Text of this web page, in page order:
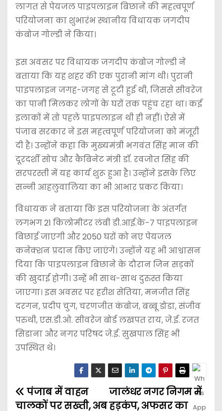
लागत से पेयजल पाइपलाइन बिछाने की महत्वपूर्ण
परियोजना का शुभारंभ स्थानीय विधायक जगदीप
कंबोज गोल्डी ने किया।
इस अवसर पर विधायक जगदीप कंबोज गोल्डी ने
बताया कि यह शहर की एक पुरानी मांग थी। पुरानी
पाइपलाइन जगह-जगह से टूटी हुई थी, जिससे सीवरेज
का पानी मिलकर लोगों के घरों तक पहुंच रहा था। कई
इलाकों में तो पहले पाइपलाइन थी ही नहीं। ऐसे में
पंजाब सरकार ने इस महत्वपूर्ण परियोजना को मंजूरी
दी है। उन्होंने कहा कि मुख्यमंत्री भगवंत सिंह मान की
दूरदर्शी सोच और कैबिनेट मंत्री डॉ. रवजोत सिंह की
सरपरस्ती में यह कार्य शुरू हुआ है। उन्होंने इसके लिए
सन्नी आहलुवालिया का भी आभार प्रकट किया।
विधायक ने बताया कि इस परियोजना के अंतर्गत
लगभग 21 किलोमीटर लंबी डी.आई.के-7 पाइपलाइन
बिछाई जाएगी और 2050 घरों को नए पेयजल
कनेक्शन प्रदान किए जाएंगे। उन्होंने यह भी आश्वासन
दिया कि पाइपलाइन बिछाने के दौरान जिन सड़कों
की खुदाई होगी। उन्हें भी साथ-साथ दुरुस्त किया
जाएगा। इस अवसर पर हरीश सेतिया, मनजीत सिंह
दरगन, प्रदीप चुग, चरणजीत कंबोज, बब्बू डोडा, संजीव
परुथी, एस.डी.ओ. सीवरेज बोर्ड लखपत राय, जे.ई. रजत
सिडाना और नगर परिषद जे.ई. सुखपाल सिंह भी
उपस्थित थे।
जालंधर नगर निगम में
हड़कंप, अफसर का
पंजाब में वाहन
चालकों पर सख्ती, अब